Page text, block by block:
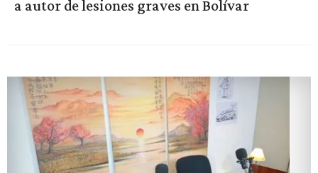
a autor de lesiones graves en Bolívar